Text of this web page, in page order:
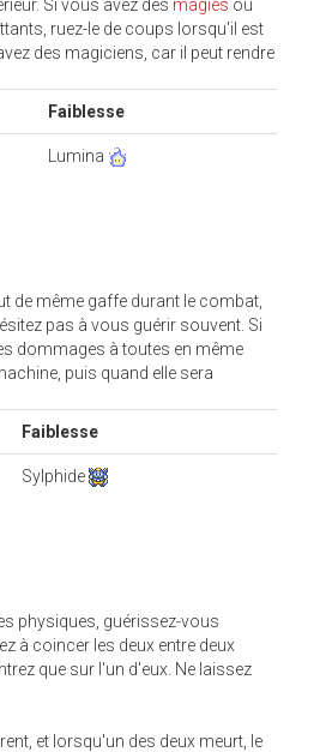
Si vous avez des magies ou
ruez-le de coups lorsqu'il est
des magiciens, car il peut rendre
Faiblesse
Lumina
de même gaffe durant le combat,
pas à vous guérir souvent. Si
dommages à toutes en même
puis quand elle sera
Faiblesse
Sylphide
physiques, guérissez-vous
à coincer les deux entre deux
que sur l'un d'eux. Ne laissez
et lorsqu'un des deux meurt, le